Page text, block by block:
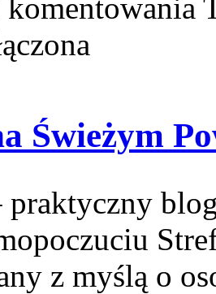
Świeżym
praktyczny
z myślą o